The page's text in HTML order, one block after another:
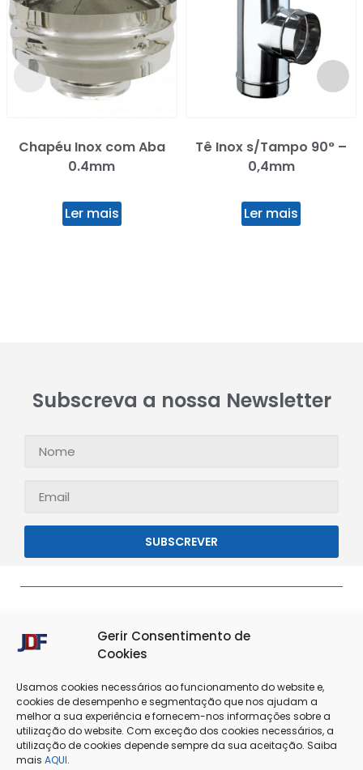
Gerir Consentimento de
Cookies
Usamos cookies necessários ao funcionamento do website e,
cookies de desempenho e segmentação que nos ajudam a
melhor a sua experiência e fornecem-nos informações sobre a
utilização do website. Com exceção dos cookies necessários, a
utilização de cookies depende sempre da sua aceitação. Saiba
mais AQUI.
Chapéu Inox com Aba
0.4mm
Ler mais
Tê Inox s/Tampo 90° –
0,4mm
Ler mais
Subscreva a nossa Newsletter
SUBSCREVER
Termos & Condições
Política de Privacidade
Política de Cookies